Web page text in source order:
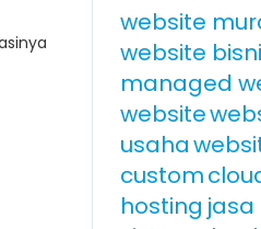
website
website
managed
website
usaha
custom
hosting jasa